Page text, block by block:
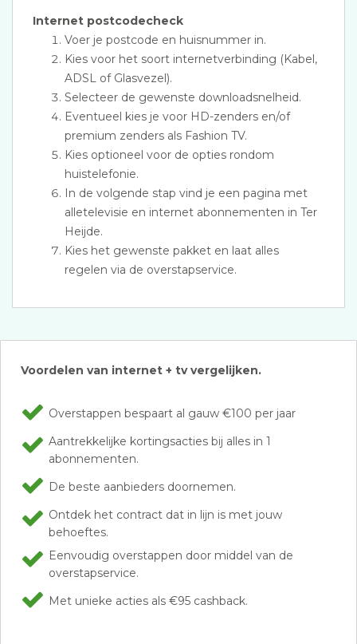
Internet postcodecheck
Voer je postcode en huisnummer in.
Kies voor het soort internetverbinding (Kabel,
ADSL of Glasvezel).
Selecteer de gewenste downloadsnelheid.
Eventueel kies je voor HD-zenders en/of
premium zenders als Fashion TV.
Kies optioneel voor de opties rondom
huistelefonie.
In de volgende stap vind je een pagina met
alletelevisie en internet abonnementen in Ter
Heijde.
Kies het gewenste pakket en laat alles
regelen via de overstapservice.
Voordelen van internet + tv vergelijken.
Overstappen bespaart al gauw €100 per jaar
Aantrekkelijke kortingsacties bij alles in 1
abonnementen.
De beste aanbieders doornemen.
Ontdek het contract dat in lijn is met jouw
behoeftes.
Eenvoudig overstappen door middel van de
overstapservice.
Met unieke acties als €95 cashback.